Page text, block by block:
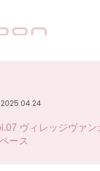
2025.04.24
ヴィレッジヴァ
ース